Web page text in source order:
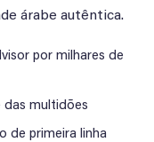
árabe autêntica.
por milhares de
das multidões
de primeira linha